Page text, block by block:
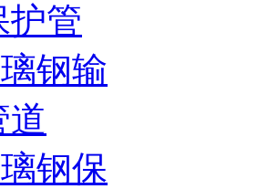
护管
钢输
道
钢保